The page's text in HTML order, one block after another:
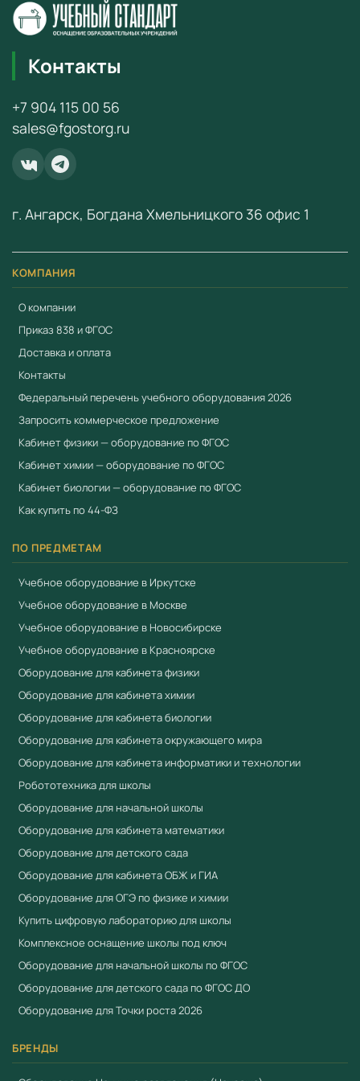
начальной школе.
8 сцен цифровой лаборатории посвящены разным
темам (по количеству датчиков):
температура
свет
звук
магнитное
поле
сила
пульс
кислотность
Датчики выполнены в виде ярких божьих коровок,
которые подключаются к компьютеру через USB-порт.
Дополнительное оборудование для проведения
экспериментов находится в тематическом лотке (см.
видео)
Способы работы с лабораторией:
Работа педагога с группой детей (возможность
разбивать на подгруппы);
Дети проводят эксперименты самостоятельно или
парами. Часть заданий построена на сравнении
показателей, полученных в ходе проведения
эксперимента. Возможность работы в «свободном
режиме»: педагог реализует собственную
программу с помощью цифровой лаборатории;
Возможность настройки индивидуальной
последовательности заданий внутри игры;
Возможность повторить эксперимент.
РАБОТАТЬ С ЛАБОРАТОРИЕЙ ИНТЕРЕСНО И ПРОСТО!
Более 15 000 детских садов и школ России уже активно
используют лабораторию «Наураша» на занятиях
«Окружающий мир», «Юный ученый» и др.
Предоставляем методическое сопровождение и
обучаем работе с лабораторией (специальных научно-
технических знаний педагогу не требуется!).
#НАУРАША - отзывы педагогов, видео открытых
занятий.
Помимо основного образования, лаборатория
внеурочной деятельности научно-познавательного и
лингвистического направления (еще лучше эту задачу
КОМПАНИЯ
О компании
Приказ 838 и ФГОС
Доставка и оплата
Контакты
Федеральный перечень учебного оборудования 2026
Запросить коммерческое предложение
Кабинет физики — оборудование по ФГОС
Кабинет химии — оборудование по ФГОС
Кабинет биологии — оборудование по ФГОС
Как купить по 44-ФЗ
ПО ПРЕДМЕТАМ
Учебное оборудование в Иркутске
Учебное оборудование в Москве
Учебное оборудование в Новосибирске
Учебное оборудование в Красноярске
Оборудование для кабинета физики
Оборудование для кабинета химии
Оборудование для кабинета биологии
Оборудование для кабинета окружающего мира
Оборудование для кабинета информатики и технологии
Робототехника для школы
Оборудование для начальной школы
Оборудование для кабинета математики
Оборудование для детского сада
Оборудование для кабинета ОБЖ и ГИА
Оборудование для ОГЭ по физике и химии
Купить цифровую лабораторию для школы
Комплексное оснащение школы под ключ
Оборудование для начальной школы по ФГОС
Оборудование для детского сада по ФГОС ДО
Оборудование для Точки роста 2026
БРЕНДЫ
Контакты
+7 904 115 00 56
sales@fgostorg.ru
г. Ангарск, Богдана Хмельницкого 36 офис 1